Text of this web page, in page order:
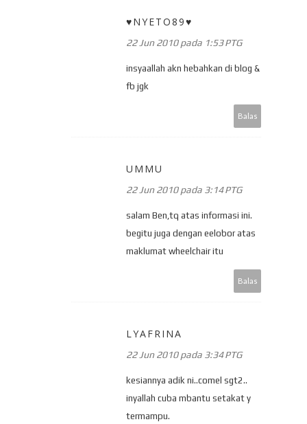
♥NYETO89♥
22 Jun 2010 pada 1:53 PTG
insyaallah akn hebahkan di blog &
fb jgk
Balas
UMMU
22 Jun 2010 pada 3:14 PTG
salam Ben,tq atas informasi ini.
begitu juga dengan eelobor atas
maklumat wheelchair itu
Balas
LYAFRINA
22 Jun 2010 pada 3:34 PTG
kesiannya adik ni..comel sgt2..
inyallah cuba mbantu setakat y
termampu.